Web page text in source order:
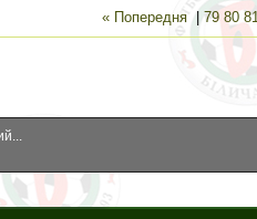
« Попередня|79 80